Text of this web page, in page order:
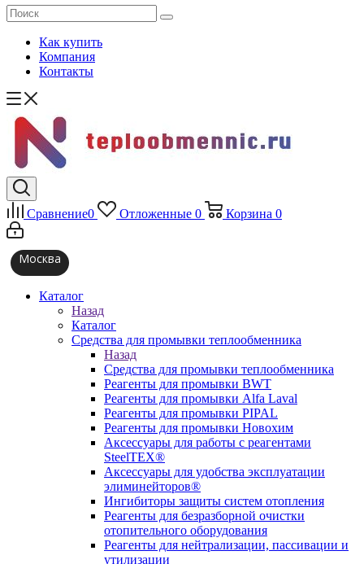
Как купить
Компания
Контакты
Сравнение0 Отложенные 0 Корзина 0
Москва
Каталог
Назад
Каталог
Средства для промывки теплообменника
Назад
Средства для промывки теплообменника
Реагенты для промывки BWT
Реагенты для промывки Alfa Laval
Реагенты для промывки PIPAL
Реагенты для промывки Новохим
Аксессуары для работы с реагентами
SteelTEX®
Аксессуары для удобства эксплуатации
элиминейторов®
Ингибиторы защиты систем отопления
Реагенты для безразборной очистки
отопительного оборудования
Реагенты для нейтрализации, пассивации и
утилизации